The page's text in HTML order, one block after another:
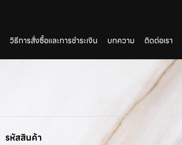
วิธีการสั่งซื้อและการชำระเงิน บทความ ติดต่อเรา
รหัสสินค้า